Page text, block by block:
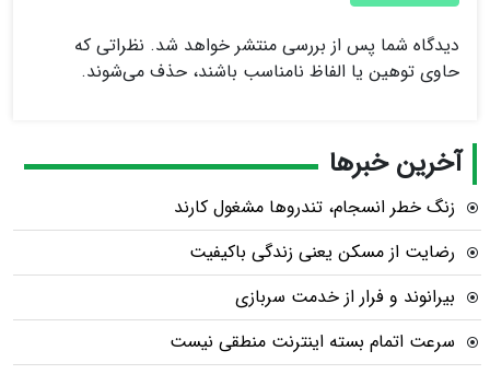
دیدگاه شما پس از بررسی منتشر خواهد شد. نظراتی که
حاوی توهین یا الفاظ نامناسب باشند، حذف می‌شوند.
آخرین خبرها
زنگ خطر انسجام، تندروها مشغول کارند
رضایت از مسکن یعنی زندگی باکیفیت
بیرانوند و فرار از خدمت سربازی
سرعت اتمام بسته‌ اینترنت منطقی نیست